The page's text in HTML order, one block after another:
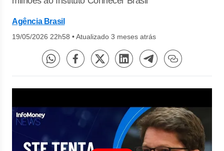
Agência Brasil
19/05/2026 22h58 •Atualizado 3 meses atrás